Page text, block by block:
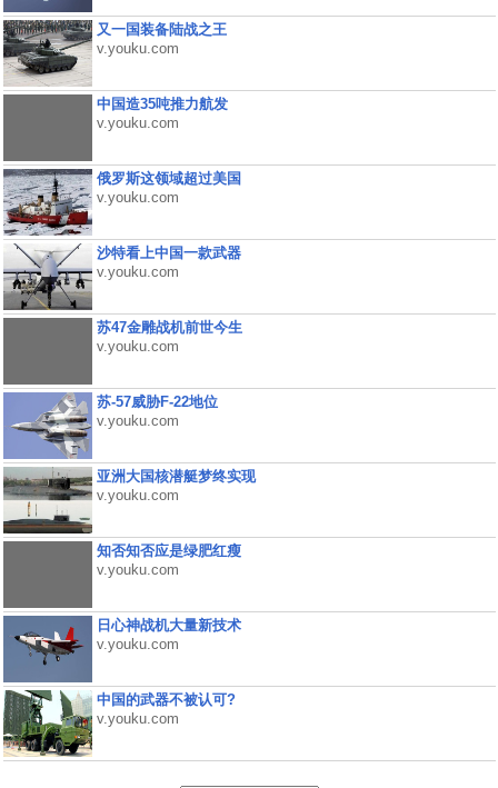
又一国装备陆战之王
v.youku.com
中国造35吨推力航发
v.youku.com
俄罗斯这领域超过美国
v.youku.com
沙特看上中国一款武器
v.youku.com
苏47金雕战机前世今生
v.youku.com
苏-57威胁F-22地位
v.youku.com
亚洲大国核潜艇梦终实现
v.youku.com
知否知否应是绿肥红瘦
v.youku.com
日心神战机大量新技术
v.youku.com
中国的武器不被认可?
v.youku.com